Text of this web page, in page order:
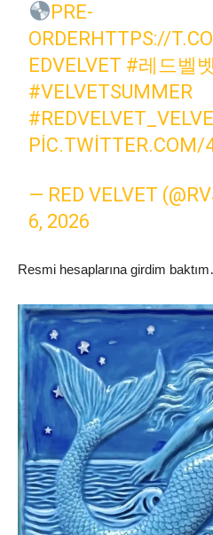
PRE-
ORDERHTTPS://
EDVELVET #레드벨벳
#VELVETSUMMER
PIC.TWITTER.COM/
— RED VELVET
6, 2026
Resmi hesaplarına girdim